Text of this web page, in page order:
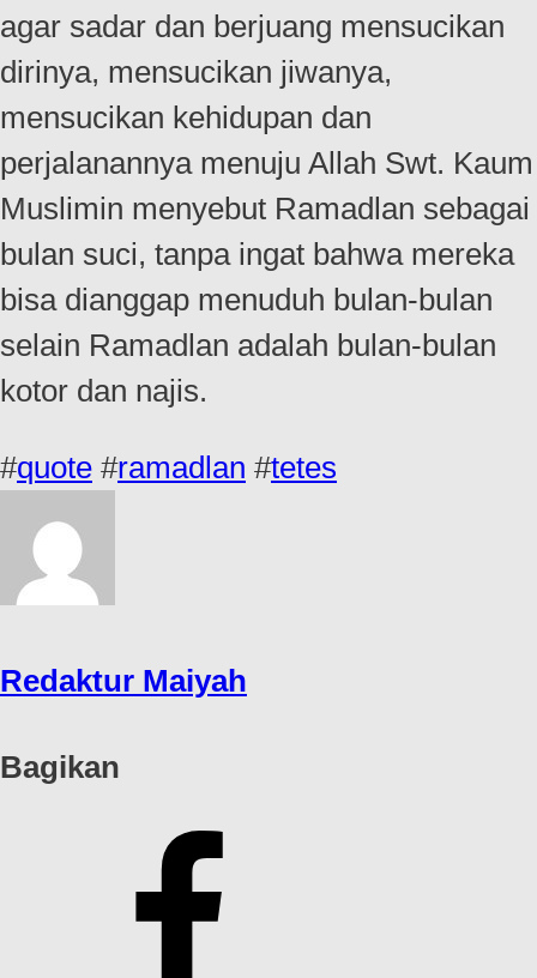
agar sadar dan berjuang mensucikan
dirinya, mensucikan jiwanya,
mensucikan kehidupan dan
perjalanannya menuju Allah Swt. Kaum
Muslimin menyebut Ramadlan sebagai
bulan suci, tanpa ingat bahwa mereka
bisa dianggap menuduh bulan-bulan
selain Ramadlan adalah bulan-bulan
kotor dan najis.
#quote #ramadlan #tetes
Redaktur Maiyah
Bagikan